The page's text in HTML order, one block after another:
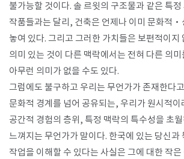
불가능할 것이다. 솔 르윗의 구조물과 같은 특정
작품들과는 달리, 건축은 언제나 이미 문화적·
놓여 있다. 그리고 그러한 가치들은 보편적이지
의미 있는 것이 다른 맥락에서는 전혀 다른 의미
아무런 의미가 없을 수도 있다.
그럼에도 불구하고 우리는 무언가가 존재한다
문화적 경계를 넘어 공유되는, 우리가 원시적이
공간적 경험의 층위, 특정 맥락의 특수성을 초
느껴지는 무언가가 말이다. 한국에 있는 당신과
작업을 이해할 수 있다는 사실은 그에 대한 작